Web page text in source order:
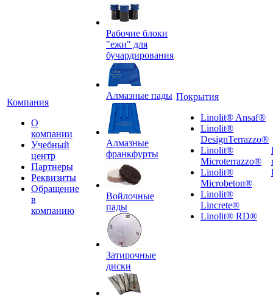
Компания
О
компании
Учебный
центр
Партнеры
Реквизиты
Обращение
в
компанию
Рабочие блоки
"ежи" для
бучардирования
Алмазные пады
Алмазные
франкфурты
Войлочные
пады
Затирочные
диски
Покрытия
Linolit® Ansaf®
Linolit®
DesignTerrazzo®
Linolit®
Microterrazzo®
Linolit®
Microbeton®
Linolit®
Lincrete®
Linolit® RD®